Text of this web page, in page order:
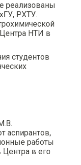
реализованы
РХТУ.
Центра НТИ в
студентов
аспирантов,
работы
в его